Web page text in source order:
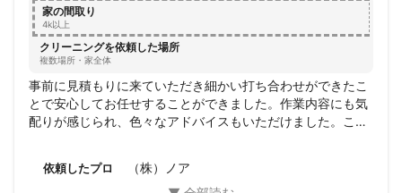
家の間取り
4k以上
クリーニングを依頼した場所
複数場所・家全体
事前に見積もりに来ていただき細かい打ち合わせができたこ
とで安心してお任せすることができました。作業内容にも気
配りが感じられ、色々なアドバイスもいただけました。この
依頼したプロ （株）ノア